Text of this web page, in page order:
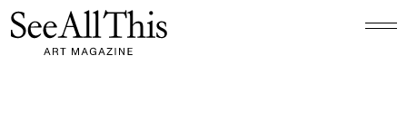
Logo See All This, linkt naar de homepage